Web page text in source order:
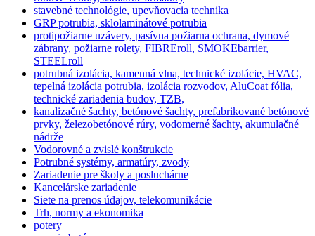
stavebné technológie, upevňovacia technika
GRP potrubia, sklolaminátové potrubia
protipožiarne uzávery, pasívna požiarna ochrana, dymové
zábrany, požiarne rolety, FIBREroll, SMOKEbarrier,
STEELroll
potrubná izolácia, kamenná vlna, technické izolácie, HVAC,
tepelná izolácia potrubia, izolácia rozvodov, AluCoat fólia,
technické zariadenia budov, TZB,
kanalizačné šachty, betónové šachty, prefabrikované betónové
prvky, železobetónové rúry, vodomerné šachty, akumulačné
nádrže
Vodorovné a zvislé konštrukcie
Potrubné systémy, armatúry, zvody
Zariadenie pre školy a posluchárne
Kancelárske zariadenie
Siete na prenos údajov, telekomunikácie
Trh, normy a ekonomika
potery